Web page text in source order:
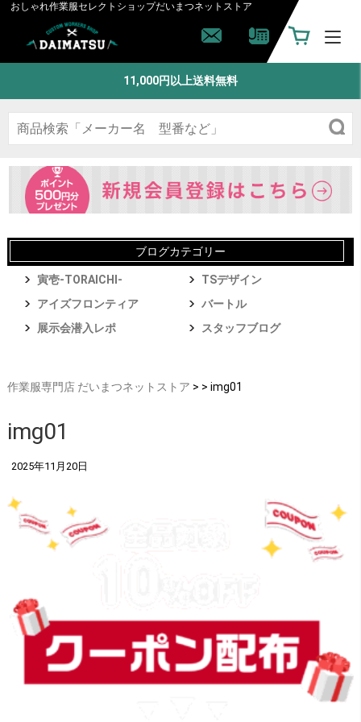
おしゃれ作業服セレクトショップだいまつネットストア
11,000円以上送料無料
ブログカテゴリー
寅壱-TORAICHI-
TSデザイン
アイズフロンティア
バートル
展示会潜入レポ
スタッフブログ
作業服専門店 だいまつネットストア > > img01
img01
2025年11月20日